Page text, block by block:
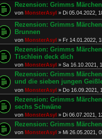
Rezension: Grimms
von MonsterAsyl » Di 05.04.2022,
Rezension: Grimms
Brunnen
von MonsterAsyl » Fr 14.01.2022,
Rezension: Grimms
Tischlein deck dich
von MonsterAsyl » Sa 16.10.2021,
Rezension: Grimms
und die sieben jungen
von MonsterAsyl » Do 16.09.2021,
Rezension: Grimms
sechs Schwäne
von MonsterAsyl » Di 06.07.2021,
Rezension: Grimms
von MonsterAsyl » Mi 26.05.2021,